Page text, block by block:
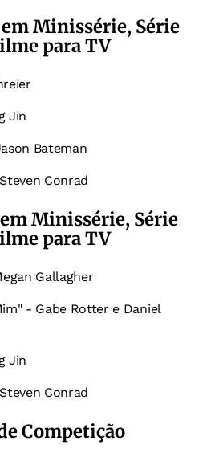
Minissérie, Série
para TV
Jin
Bateman
Conrad
Minissérie, Série
para TV
Gallagher
- Gabe Rotter e Daniel
Jin
Conrad
Competição